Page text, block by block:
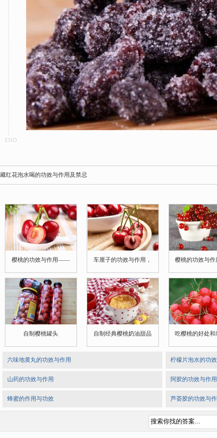
END
藏红花泡水喝的功效与作用及禁忌
樱桃的功效与作用—— 车厘子的功效与作用， 樱桃的功效与作
自制樱桃罐头 自制经典樱桃奶油甜品 吃樱桃的好处和
六味地黄丸的功效与作用
山药的功效与作用
蜂蜜的作用与功效
柠檬片泡水的功
阿胶的功效与作
芦荟胶的功效与